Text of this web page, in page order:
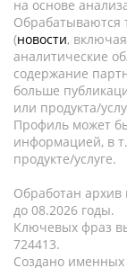
на основе
Обрабатываются
(новости,
аналитические
содержание
больше
или продукта/
Профиль может
информацией, в
продукте/услуге.
Обработан архив
до 08.2026 годы.
Ключевых фраз
724413.
Создано именных